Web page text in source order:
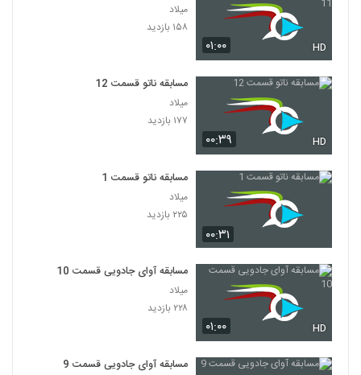
۰۱:۰۰ HD
میلاد
۱۵۸ بازدید
۰۰:۳۹ HD
مسابقه ناتو قسمت 12
میلاد
۱۷۷ بازدید
۰۰:۳۱
مسابقه ناتو قسمت 1
میلاد
۲۲۵ بازدید
۰۱:۰۰ HD
مسابقه آوای جادویی قسمت 10
میلاد
۲۲۸ بازدید
مسابقه آوای جادویی قسمت 9